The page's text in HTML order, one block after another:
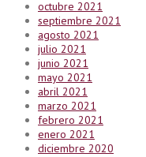
octubre 2021
septiembre 2021
agosto 2021
julio 2021
junio 2021
mayo 2021
abril 2021
marzo 2021
febrero 2021
enero 2021
diciembre 2020